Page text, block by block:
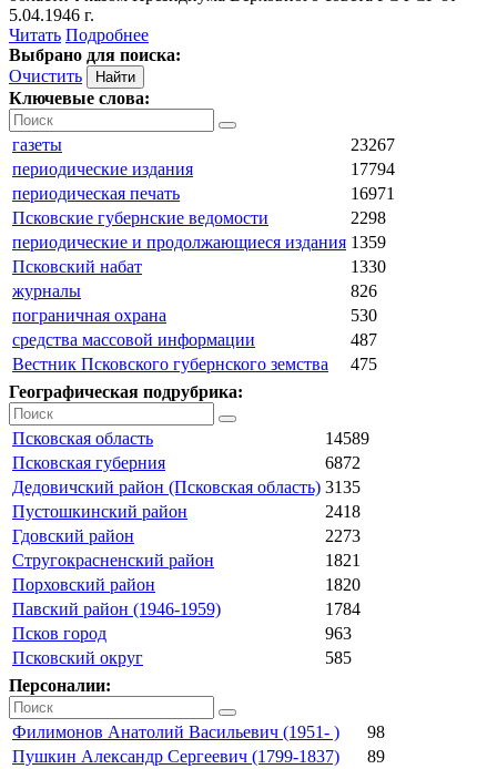
5.04.1946 г.
Читать Подробнее
Выбрано для поиска:
Очистить
Ключевые слова:
газеты
23267
периодические издания
17794
периодическая печать
16971
Псковские губернские ведомости
2298
периодические и продолжающиеся издания 1359
Псковский набат
1330
журналы
826
пограничная охрана
530
средства массовой информации
487
Вестник Псковского губернского земства
475
Географическая подрубрика:
Псковская область
14589
Псковская губерния
6872
Дедовичский район (Псковская область) 3135
Пустошкинский район
2418
Гдовский район
2273
Стругокрасненский район
1821
Порховский район
1820
Павский район (1946-1959)
1784
Псков город
963
Псковский округ
585
Персоналии:
Филимонов Анатолий Васильевич (1951- )
98
Пушкин Александр Сергеевич (1799-1837)
89